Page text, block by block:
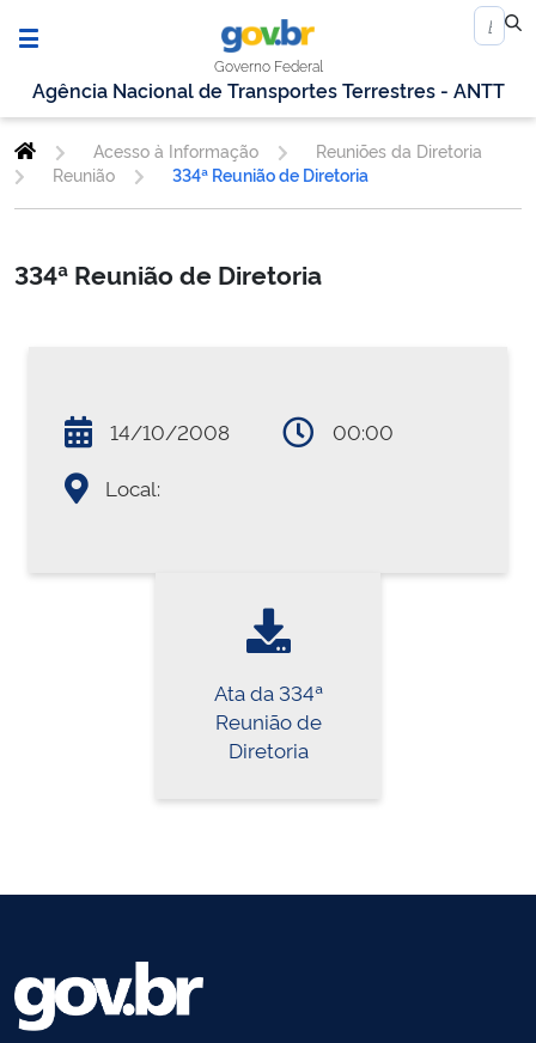
Governo Federal
Agência Nacional de Transportes Terrestres - ANTT
Acesso à Informação
Reuniões da Diretoria
Reunião
334ª Reunião de Diretoria
334ª Reunião de Diretoria
14/10/2008 00:00
Local:
Ata da 334ª
Reunião de
Diretoria